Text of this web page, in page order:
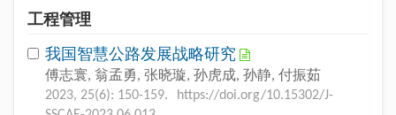
工程管理
我国智慧公路发展战略研究
傅志寰, 翁孟勇, 张晓璇, 孙虎成, 孙静, 付振茹
2023, 25(6): 150-159.
https://doi.org/10.15302/J-